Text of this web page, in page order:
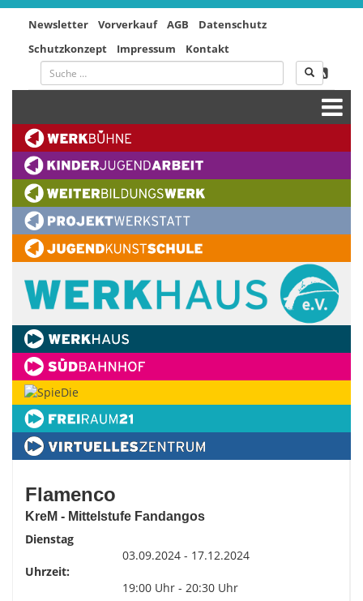
Newsletter Vorverkauf AGB
Datenschutz
Schutzkonzept
Impressum Kontakt
Flamenco
KreM - Mittelstufe Fandangos
Dienstag
03.09.2024 - 17.12.2024
Uhrzeit:
19:00 Uhr - 20:30 Uhr